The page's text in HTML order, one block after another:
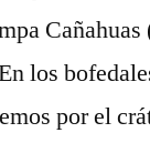
los
por el